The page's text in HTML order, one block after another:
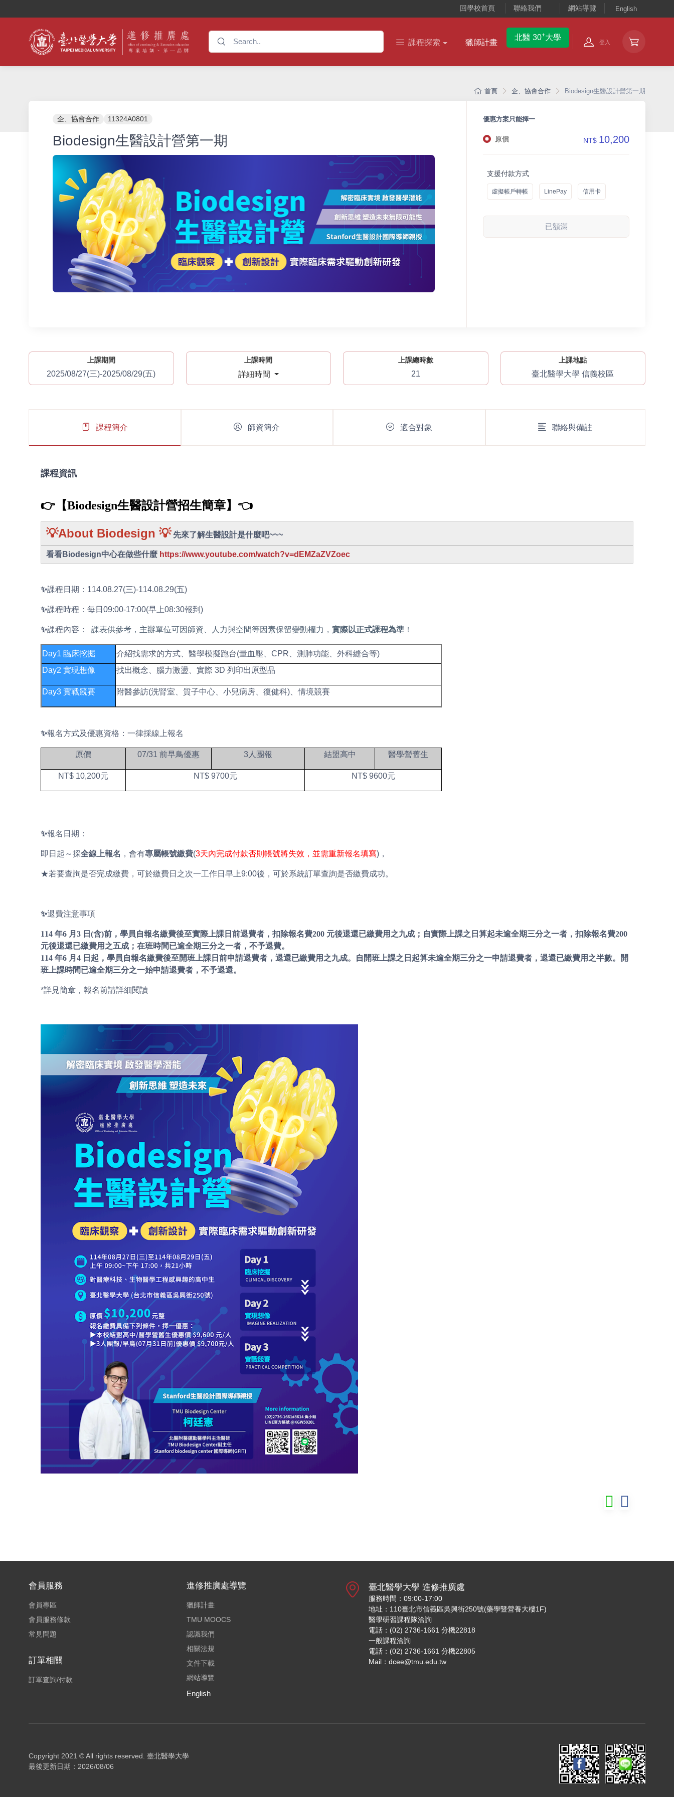
回學校首頁 聯絡我們 網站導覽 English
課程探索 獵師計畫
北醫 30+大學
登入
首頁 企、協會合作 Biodesign生醫設計營第一期
企、協會合作 11324A0801
Biodesign生醫設計營第一期
優惠方案只能擇一
原價 NT$ 10,200
支援付款方式
虛擬帳戶轉帳 LinePay 信用卡
已額滿
上課期間
2025/08/27(三)-2025/08/29(五)
上課時間
詳細時間
上課總時數
21
上課地點
臺北醫學大學 信義校區
課程簡介 師資簡介 適合對象 聯絡與備註
課程資訊
👉 【Biodesign生醫設計營招生簡章】 👈
💡About Biodesign 💡 先來了解生醫設計是什麼吧~~~
看看Biodesign中心在做些什麼 https://www.youtube.com/watch?v=dEMZaZVZoec
✨課程日期：114.08.27(三)-114.08.29(五)
✨課程時程： 每日09:00-17:00(早上08:30報到)
✨課程內容： 課表供參考，主辦單位可因師資、人力與空間等因素保留變動權力， 實際以正式課程為準 ！
Day1 臨床挖掘
介紹找需求的方式、醫學模擬跑台(量血壓、CPR、測肺功能、外科縫合等)
Day2 實現想像
找出概念、腦力激盪、實際 3D 列印出原型品
Day3 實戰競賽 附醫參訪(洗腎室、質子中心、小兒病房、復健科)、情境競賽
✨報名方式及優惠資格：一律採線上報名
原價 07/31 前早鳥優惠 3人 團報 結盟高中 醫學營舊生
NT$ 10,200元 NT$ 9700元 NT$ 9600元
✨報名日期：
即日起～採全線上報名 ，會有專屬帳號繳費(3天內完成付款否則帳號將失效，並需重新報名填寫)，
★若要查詢是否完成繳費，可於繳費日之次一工作日早上9:00後，可於系統訂單查詢是否繳費成功。
✨退費注意事項
114 年6 月3 日(含)前，學員自報名繳費後至實際上課日前退費者，扣除報名費200 元後退還已繳費用之九成；自實際上課之日算起未逾全期三分之一者，扣除報名費200
元後退還已繳費用之五成；在班時間已逾全期三分之一者，不予退費。
114 年6 月4 日起，學員自報名繳費後至開班上課日前申請退費者，退還已繳費用之九成。自開班上課之日起算未逾全期三分之一申請退費者，退還已繳費用之半數。開
班上課時間已逾全期三分之一始申請退費者，不予退還。
*詳見簡章，報名前請詳細閱讀
會員服務
會員專區
會員服務條款
常見問題
訂單相關
訂單查詢/付款
進修推廣處導覽
獵師計畫
TMU MOOCS
認識我們
相關法規
文件下載
網站導覽
English
臺北醫學大學 進修推廣處
服務時間：09:00-17:00
地址：110臺北市信義區吳興街250號(藥學暨營養大樓1F)
醫學研習課程隊洽詢
電話：(02) 2736-1661 分機22818
一般課程洽詢
電話：(02) 2736-1661 分機22805
Mail：dcee@tmu.edu.tw
Copyright 2021 © All rights reserved. 臺北醫學大學
最後更新日期：2026/08/06